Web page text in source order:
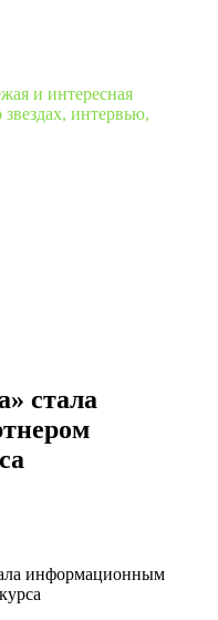
и интересная
интервью,
стала